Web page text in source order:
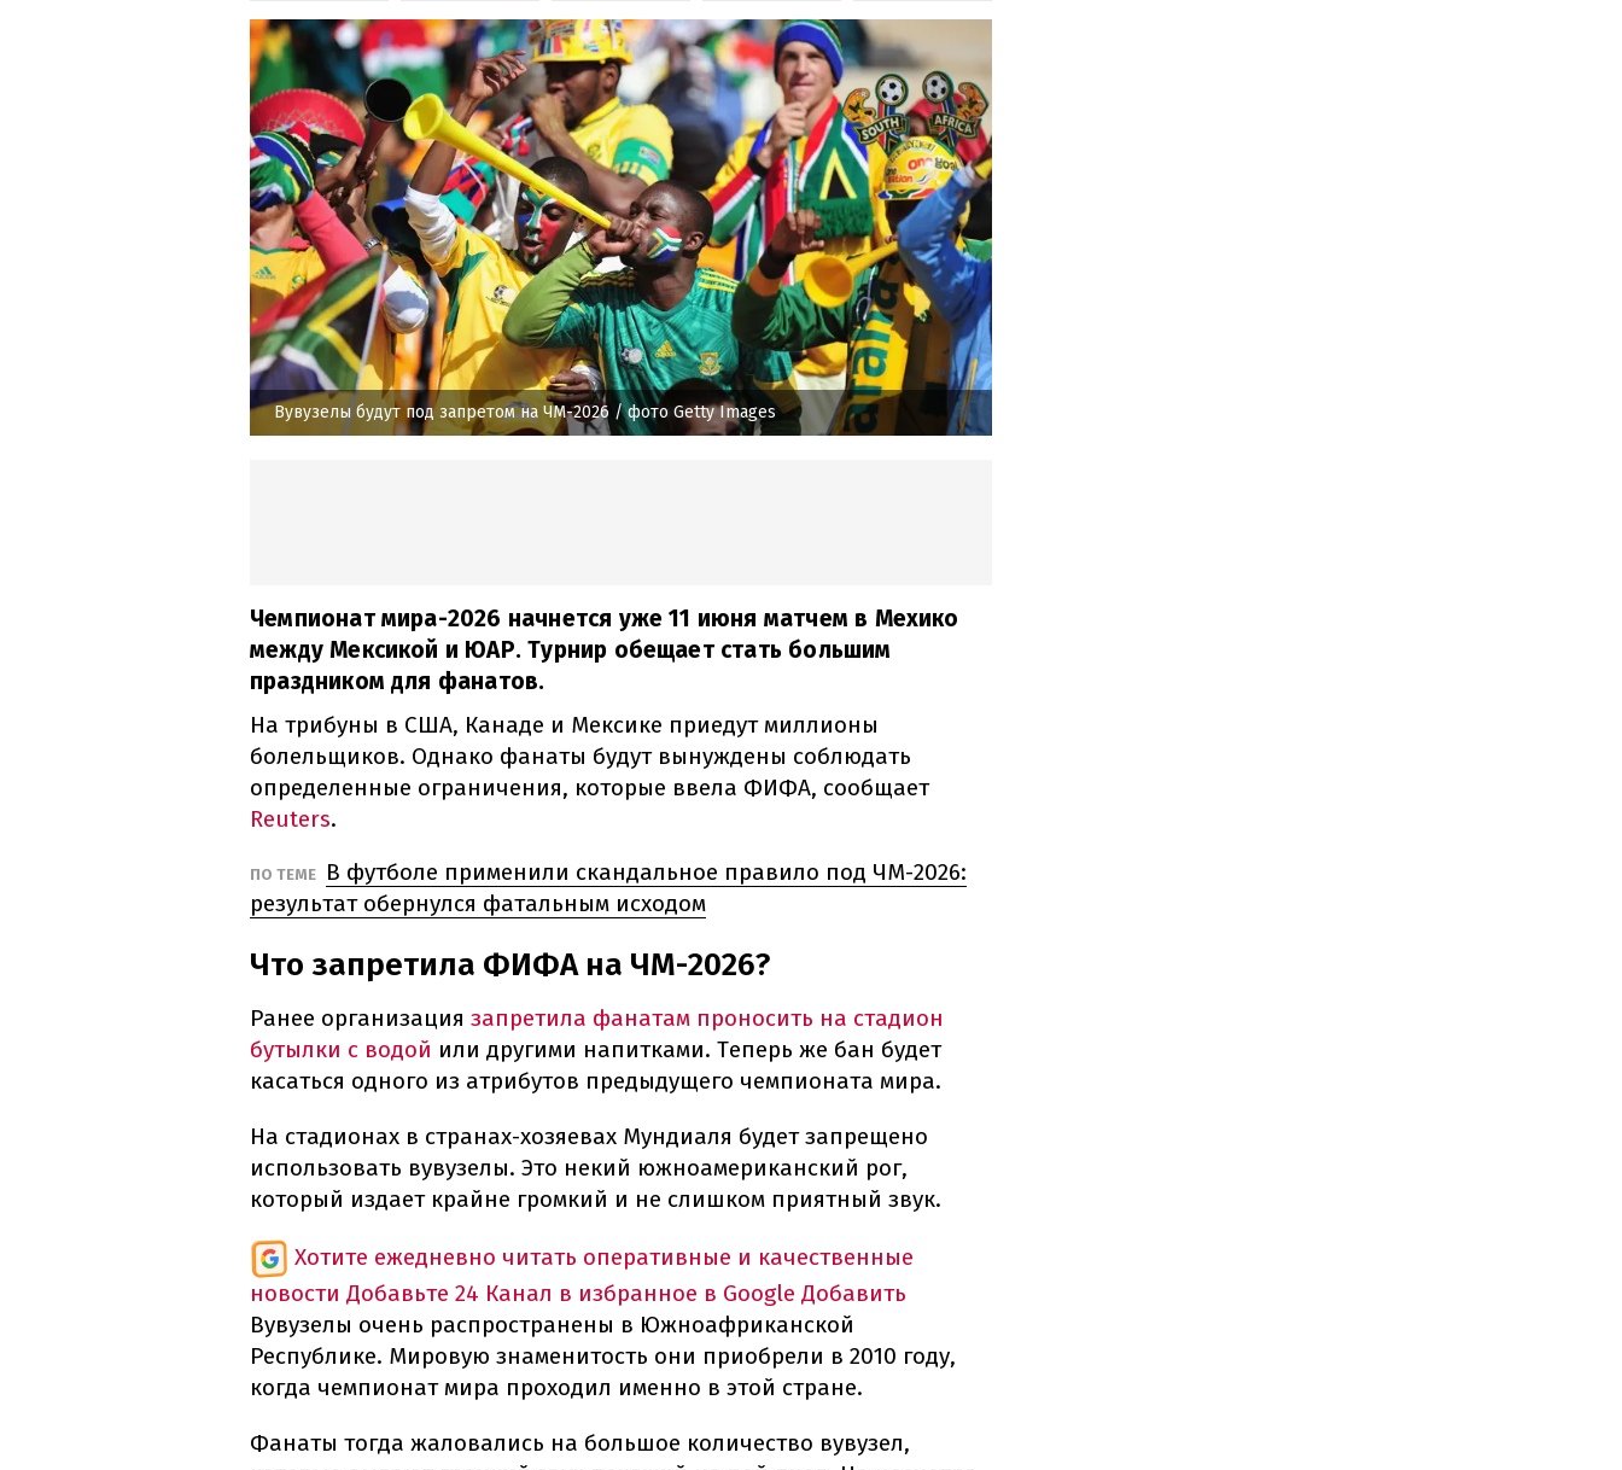
Вувузелы будут под запретом на ЧМ-2026 / фото Getty Images
Чемпионат мира-2026 начнется уже 11 июня матчем в Мехико
между Мексикой и ЮАР. Турнир обещает стать большим
праздником для фанатов.
На трибуны в США, Канаде и Мексике приедут миллионы
болельщиков. Однако фанаты будут вынуждены соблюдать
определенные ограничения, которые ввела ФИФА, сообщает
Reuters.
ПО ТЕМЕ
В футболе применили скандальное правило под ЧМ-2026:
результат обернулся фатальным исходом
Что запретила ФИФА на ЧМ-2026?
Ранее организация запретила фанатам проносить на стадион
бутылки с водой или другими напитками. Теперь же бан будет
касаться одного из атрибутов предыдущего чемпионата мира.
На стадионах в странах-хозяевах Мундиаля будет запрещено
использовать вувузелы. Это некий южноамериканский рог,
который издает крайне громкий и не слишком приятный звук.
Хотите ежедневно читать оперативные и качественные
новости Добавьте 24 Канал в избранное в Google Добавить
Вувузелы очень распространены в Южноафриканской
Республике. Мировую знаменитость они приобрели в 2010 году,
когда чемпионат мира проходил именно в этой стране.
Фанаты тогда жаловались на большое количество вувузел,